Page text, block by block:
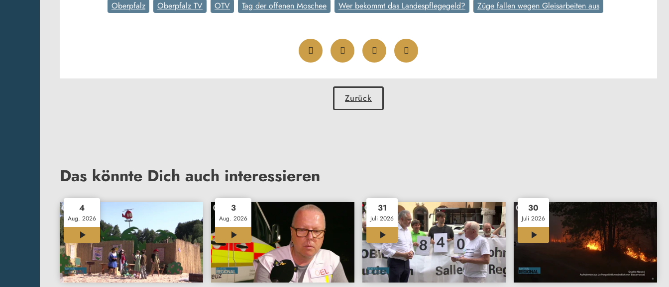
Oberpfalz
Oberpfalz TV OTV Tag der offenen Moschee Wer bekommt das Landespflegegeld? Züge fallen wegen Gleisarbeiten aus
Zurück
Das könnte Dich auch interessieren
4
Aug. 2026
12:00
3
Aug. 2026
12:01
31
Juli 2026
11:46
30
Juli 2026